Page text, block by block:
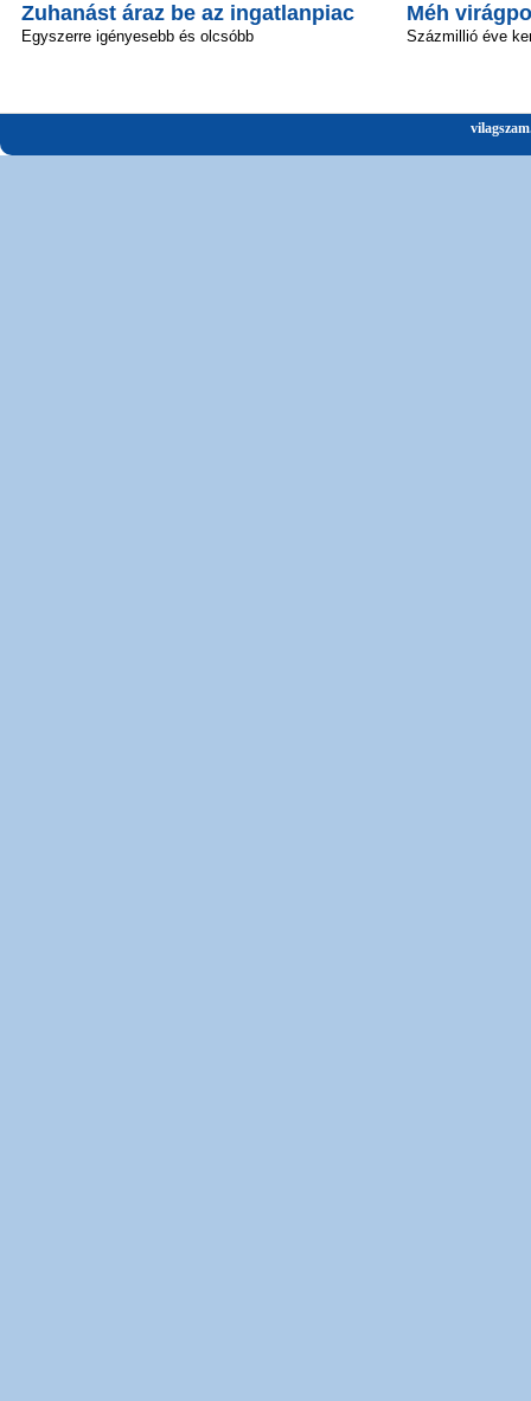
Zuhanást áraz be az ingatlanpiac
Egyszerre igényesebb és olcsóbb
Méh
Százmillió éve